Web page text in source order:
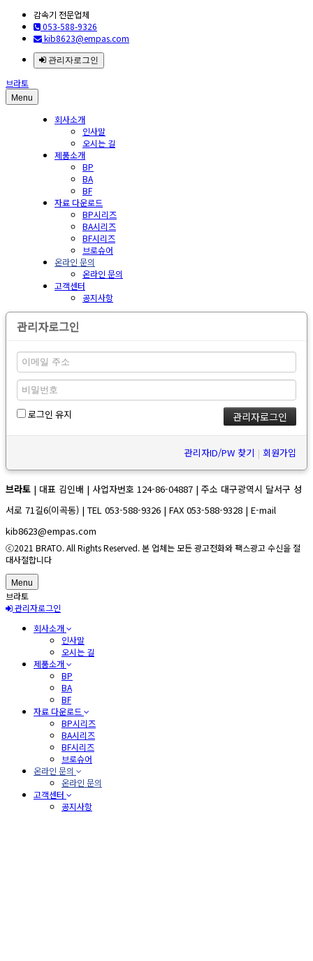
감속기 전문업체
053-588-9326
kib8623@empas.com
관리자로그인
브라토
Menu
회사소개
인사말
오시는 길
제품소개
BP
BA
BF
자료 다운로드
BP시리즈
BA시리즈
BF시리즈
브로슈어
온라인 문의
온라인 문의
고객센터
공지사항
관리자로그인
로그인 유지
관리자ID/PW 찾기 | 회원가입
브라토 | 대표 김인배 | 사업자번호 124-86-04887 | 주소 대구광역시 달서구 성
서로 71길6(이곡동) | TEL 053-588-9326 | FAX 053-588-9328 | E-mail
kib8623@empas.com
ⓒ2021 BRATO. All Rights Reserved. 본 업체는 모든 광고전화와 팩스광고 수신을 절
대사절합니다
Menu
브라토
관리자로그인
회사소개
인사말
오시는 길
제품소개
BP
BA
BF
자료 다운로드
BP시리즈
BA시리즈
BF시리즈
브로슈어
온라인 문의
온라인 문의
고객센터
공지사항